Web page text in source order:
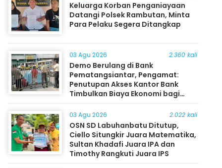
Keluarga Korban Penganiayaan
Datangi Polsek Rambutan, Minta
Para Pelaku Segera Ditangkap
03 Agu 2026 2.360 kali
Demo Berulang di Bank
Pematangsiantar, Pengamat:
Penutupan Akses Kantor Bank
Timbulkan Biaya Ekonomi bagi
Masyarakat
03 Agu 2026 2.022 kali
OSN SD Labuhanbatu Ditutup,
Ciello Situngkir Juara Matematika,
Sultan Khadafi Juara IPA dan
Timothy Rangkuti Juara IPS